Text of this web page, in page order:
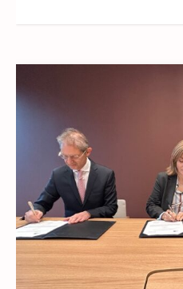
revolue, M. Pani
est sans doute le
partenaires de Yango
Chaque matin,
Marcory, il
l’application
spécifiquement
attend que son
est une question
d’endurance.